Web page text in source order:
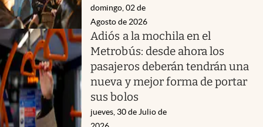
domingo, 02 de
Agosto de 2026
Adiós a la mochila en el
Metrobús: desde ahora los
pasajeros deberán tendrán una
nueva y mejor forma de portar
sus bolos
jueves, 30 de Julio de